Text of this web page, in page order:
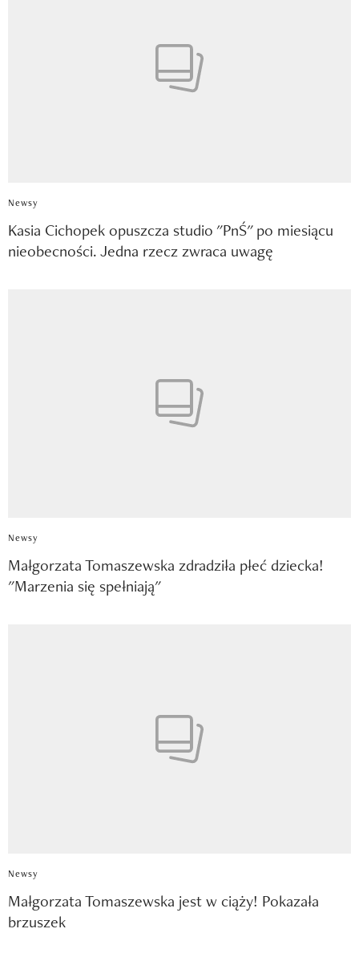
Newsy
Kasia Cichopek opuszcza studio "PnŚ" po miesiącu
nieobecności. Jedna rzecz zwraca uwagę
Newsy
Małgorzata Tomaszewska zdradziła płeć dziecka!
"Marzenia się spełniają"
Newsy
Małgorzata Tomaszewska jest w ciąży! Pokazała
brzuszek